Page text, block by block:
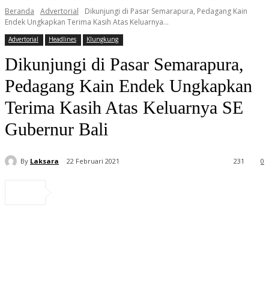
Beranda Advertorial
Dikunjungi di Pasar Semarapura, Pedagang Kain
Endek Ungkapkan Terima Kasih Atas Keluarnya...
Advertorial Headlines Klungkung
Dikunjungi di Pasar Semarapura,
Pedagang Kain Endek Ungkapkan
Terima Kasih Atas Keluarnya SE
Gubernur Bali
By Laksara 22 Februari 2021 0
231